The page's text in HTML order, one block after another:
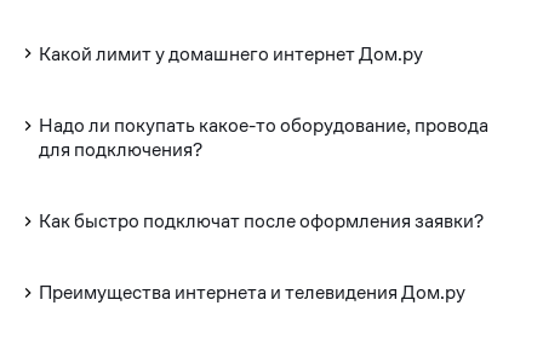
Какой лимит у домашнего интернет Дом.ру
Надо ли покупать какое-то оборудование, провода
для подключения?
Как быстро подключат после оформления заявки?
Преимущества интернета и телевидения Дом.ру